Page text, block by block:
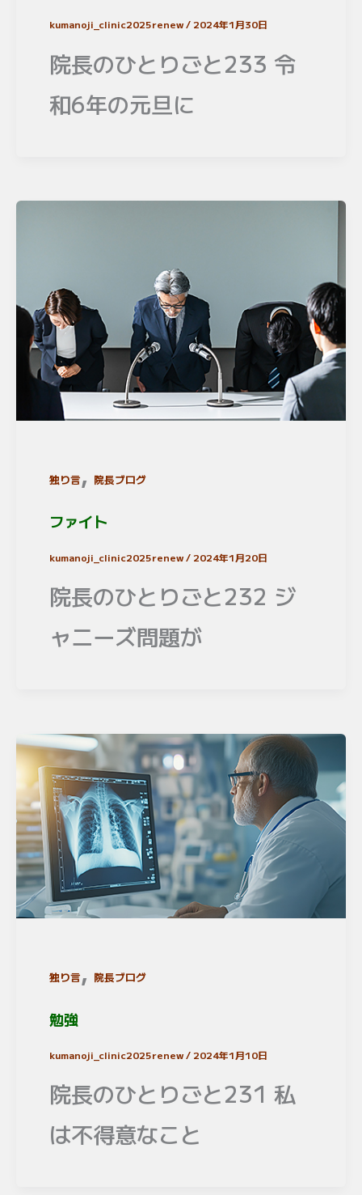
kumanoji_clinic2025renew/ 2024年1月30日
院長のひとりごと233 令
和6年の元旦に
独り言, 院長ブログ
ファイト
kumanoji_clinic2025renew/ 2024年1月20日
院長のひとりごと232 ジ
ャニーズ問題が
独り言, 院長ブログ
勉強
kumanoji_clinic2025renew/ 2024年1月10日
院長のひとりごと231 私
は不得意なこと